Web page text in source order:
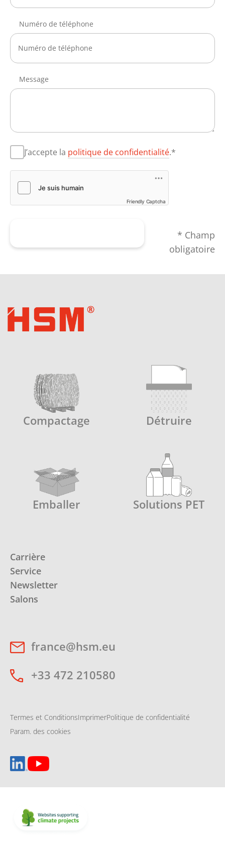
Numéro de téléphone
Message
J’accepte la politique de confidentialité.*
Friendly Captcha
* Champ
obligatoire
Compactage Détruire
Emballer Solutions PET
Carrière
Service
Newsletter
Salons
france@hsm.eu
+33 472 210580
Termes et ConditionsImprimerPolitique de confidentialité
Param. des cookies